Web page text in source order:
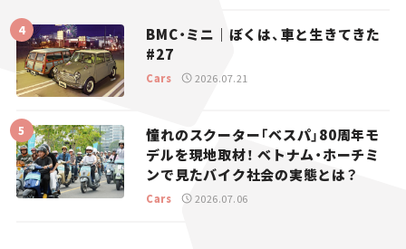
BMC・ミニ｜ぼくは、車と生きてきた
#27
Cars 2026.07.21
憧れのスクーター「ベスパ」80周年モ
デルを現地取材！ ベトナム・ホーチミ
ンで見たバイク社会の実態とは？
Cars 2026.07.06